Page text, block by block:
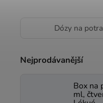
Dózy na
Nejprodávanější
Box na
ml,